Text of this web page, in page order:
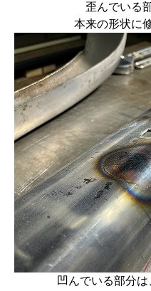
歪んでいる
本来の形状に
凹んでいる部分